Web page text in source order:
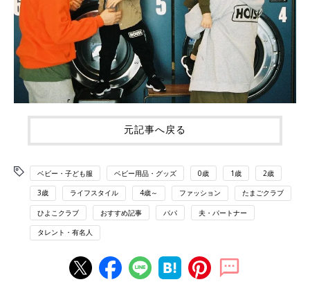
元記事へ戻る
ベビー・子ども服 ベビー用品・グッズ 0歳 1歳 2歳
3歳 ライフスタイル 4歳～ ファッション たまごクラブ
ひよこクラブ おすすめ記事 パパ 夫・パートナー
タレント・有名人